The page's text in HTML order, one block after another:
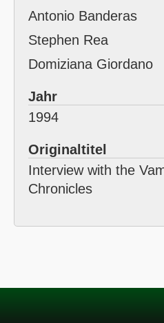
Antonio Banderas
Stephen Rea
Domiziana Giordano
Jahr
1994
Originaltitel
Interview with the
Chronicles